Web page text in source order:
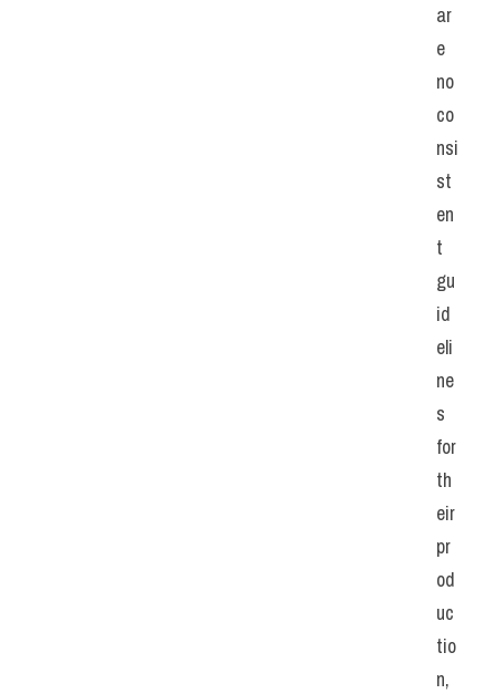
ar
e
no
co
nsi
st
en
t
gu
id
eli
ne
s
for
th
eir
pr
od
uc
tio
n,